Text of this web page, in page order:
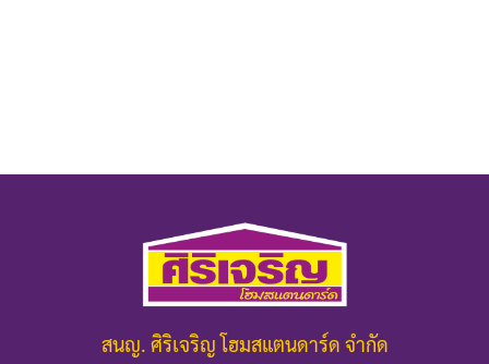
สนญ. ศิริเจริญ โฮมสแตนดาร์ด จำกัด